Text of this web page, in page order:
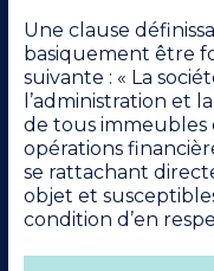
Une clause
basiquement être
suivante : « La
l’administration et
de tous immeubles
opérations
se rattachant
objet et
condition d’en